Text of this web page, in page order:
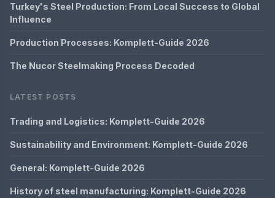
Turkey's Steel Production: From Local Success to Global
Influence
Production Processes: Komplett-Guide 2026
The Nucor Steelmaking Process Decoded
LATEST POSTS
Trading and Logistics: Komplett-Guide 2026
Sustainability and Environment: Komplett-Guide 2026
General: Komplett-Guide 2026
History of steel manufacturing: Komplett-Guide 2026